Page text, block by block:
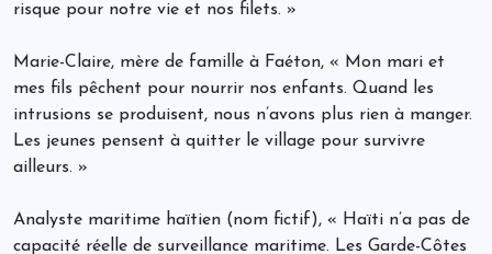
risque pour notre vie et nos filets. »
Marie-Claire, mère de famille à Faéton, « Mon mari et
mes fils pêchent pour nourrir nos enfants. Quand les
intrusions se produisent, nous n’avons plus rien à manger.
Les jeunes pensent à quitter le village pour survivre
ailleurs. »
Analyste maritime haïtien (nom fictif), « Haïti n’a pas de
capacité réelle de surveillance maritime. Les Garde-Côtes